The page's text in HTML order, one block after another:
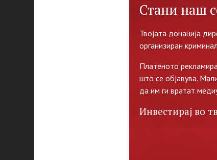
Стани наш
Твојата донација
организиран
Платеното
што се објавува.
да им ги вратат
Инвестирај во